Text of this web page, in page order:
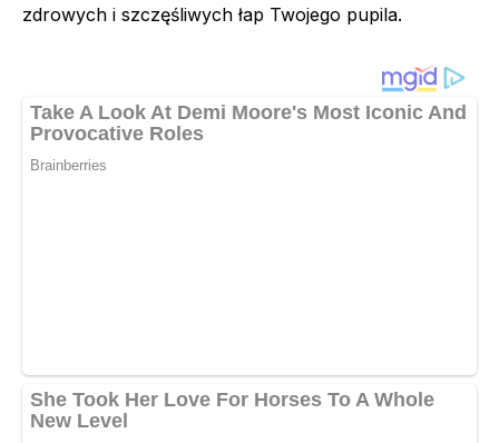
zdrowych i szczęśliwych łap Twojego pupila.